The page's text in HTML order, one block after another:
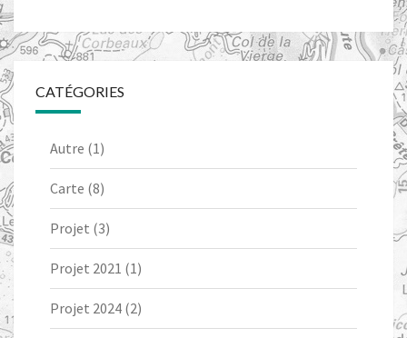
CATÉGORIES
Autre (1)
Carte (8)
Projet (3)
Projet 2021 (1)
Projet 2024 (2)